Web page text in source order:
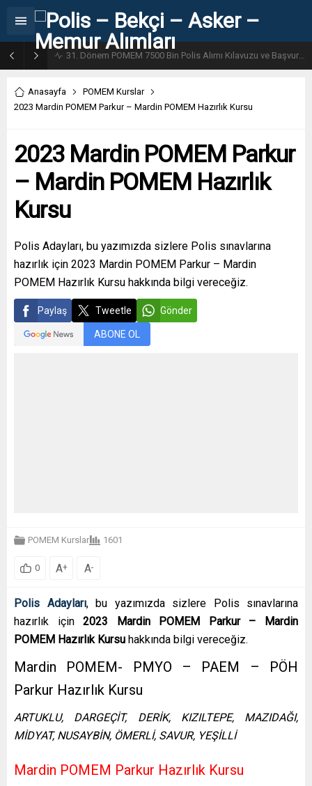
31. Dönem POMEM 7500 Bin Polis Alımı Kılavuzu ve Başvuru Ekranı
Anasayfa
POMEM Kurslar
2023 Mardin POMEM Parkur – Mardin POMEM Hazırlık Kursu
2023 Mardin POMEM Parkur
– Mardin POMEM Hazırlık
Kursu
Polis Adayları, bu yazımızda sizlere Polis sınavlarına
hazırlık için 2023 Mardin POMEM Parkur – Mardin
POMEM Hazırlık Kursu hakkında bilgi vereceğiz.
Paylaş Tweetle Gönder
ABONE OL
POMEM Kurslar 1601
0 A+ A-
Polis Adayları, bu yazımızda sizlere Polis sınavlarına
hazırlık için2023 Mardin POMEM Parkur – Mardin
POMEM Hazırlık Kursu hakkında bilgi vereceğiz.
Mardin POMEM- PMYO – PAEM – PÖH
Parkur Hazırlık Kursu
ARTUKLU, DARGEÇİT, DERİK, KIZILTEPE, MAZIDAĞI,
MİDYAT, NUSAYBİN, ÖMERLİ, SAVUR, YEŞİLLİ
Mardin POMEM Parkur Hazırlık Kursu